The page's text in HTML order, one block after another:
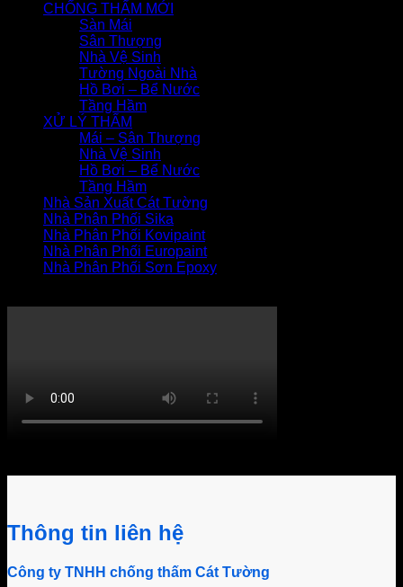
CHỐNG THẤM MỚI
Sàn Mái
Sân Thượng
Nhà Vệ Sinh
Tường Ngoài Nhà
Hồ Bơi – Bể Nước
Tầng Hầm
XỬ LÝ THẤM
Mái – Sân Thượng
Nhà Vệ Sinh
Hồ Bơi – Bể Nước
Tầng Hầm
Nhà Sản Xuất Cát Tường
Nhà Phân Phối Sika
Nhà Phân Phối Kovipaint
Nhà Phân Phối Europaint
Nhà Phân Phối Sơn Epoxy
Thông tin liên hệ
Công ty TNHH chống thấm Cát Tường